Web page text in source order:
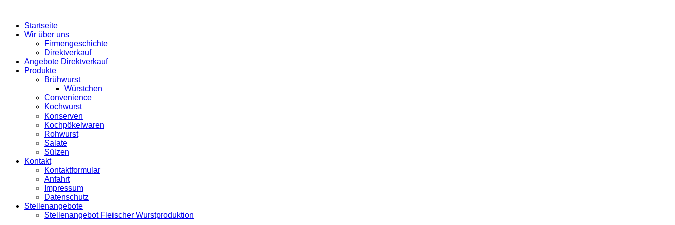
Startseite
Wir über uns
Firmengeschichte
Direktverkauf
Angebote Direktverkauf
Produkte
Brühwurst
Würstchen
Convenience
Kochwurst
Konserven
Kochpökelwaren
Rohwurst
Salate
Sülzen
Kontakt
Kontaktformular
Anfahrt
Impressum
Datenschutz
Stellenangebote
Stellenangebot Fleischer Wurstproduktion